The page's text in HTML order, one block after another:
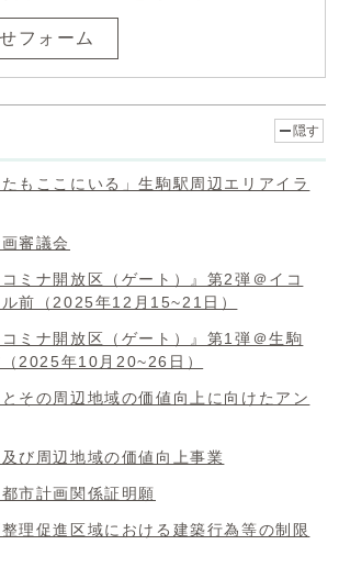
フォーム
隠す
たもここにいる」生駒駅周辺エリアイラ
審議会
ミナ開放区（ゲート）』第2弾＠イコ
前（2025年12月15~21日）
ミナ開放区（ゲート）』第1弾＠生駒
2025年10月20~26日）
その周辺地域の価値向上に向けたアン
び周辺地域の価値向上事業
市計画関係証明願
理促進区域における建築行為等の制限